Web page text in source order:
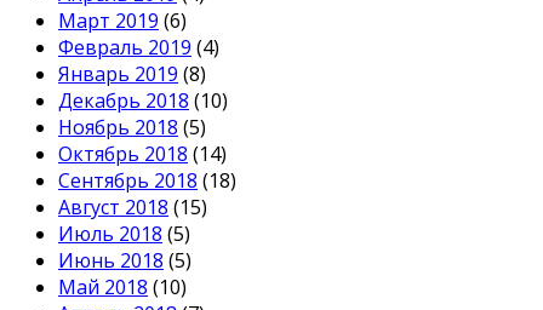
Март 2019 (6)
Февраль 2019 (4)
Январь 2019 (8)
Декабрь 2018 (10)
Ноябрь 2018 (5)
Октябрь 2018 (14)
Сентябрь 2018 (18)
Август 2018 (15)
Июль 2018 (5)
Июнь 2018 (5)
Май 2018 (10)